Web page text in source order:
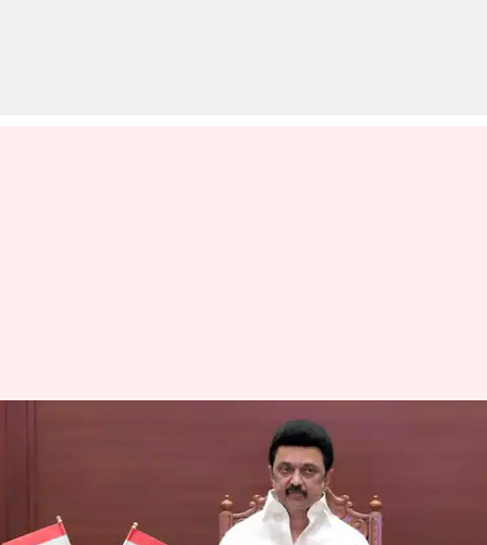
திருச்சி, மதுரையில் புதிய
டைடல் பூங்காக்கள்:
முதல்வர் ஸ்டாலின்
அடிக்கல் நாட்டினார்